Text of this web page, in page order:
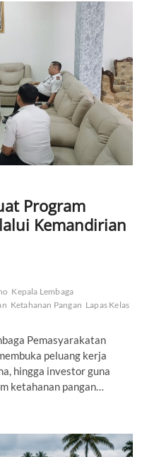
Program
Kemandirian
Kepala Lembaga
Ketahanan Pangan Lapas Kelas
Pemasyarakatan
peluang kerja
hingga investor guna
ketahanan pangan…